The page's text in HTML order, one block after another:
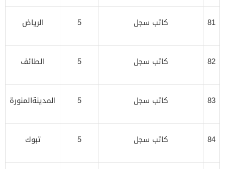
81 كاتب سجل 5 الرياض
82 كاتب سجل 5 الطائف
83 كاتب سجل 5 المدينةالمنورة
84 كاتب سجل 5 تبوك